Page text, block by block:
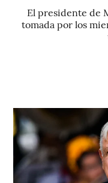
El presidente de
tomada por los